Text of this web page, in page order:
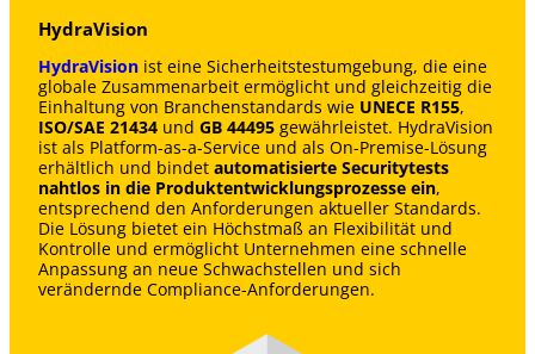
HydraVision
HydraVision ist eine Sicherheitstestumgebung, die eine
globale Zusammenarbeit ermöglicht und gleichzeitig die
Einhaltung von Branchenstandards wie UNECE R155,
ISO/SAE 21434 und GB 44495 gewährleistet. HydraVision
ist als Platform-as-a-Service und als On-Premise-Lösung
erhältlich und bindet automatisierte Securitytests
nahtlos in die Produktentwicklungs­prozesse ein,
entsprechend den Anforderungen aktueller Standards.
Die Lösung bietet ein Höchstmaß an Flexibilität und
Kontrolle und ermöglicht Unternehmen eine schnelle
Anpassung an neue Schwachstellen und sich
verändernde Compliance-Anforderungen.